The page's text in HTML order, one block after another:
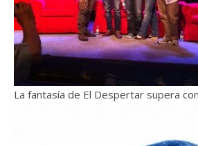
La fantasía de El Despertar supera